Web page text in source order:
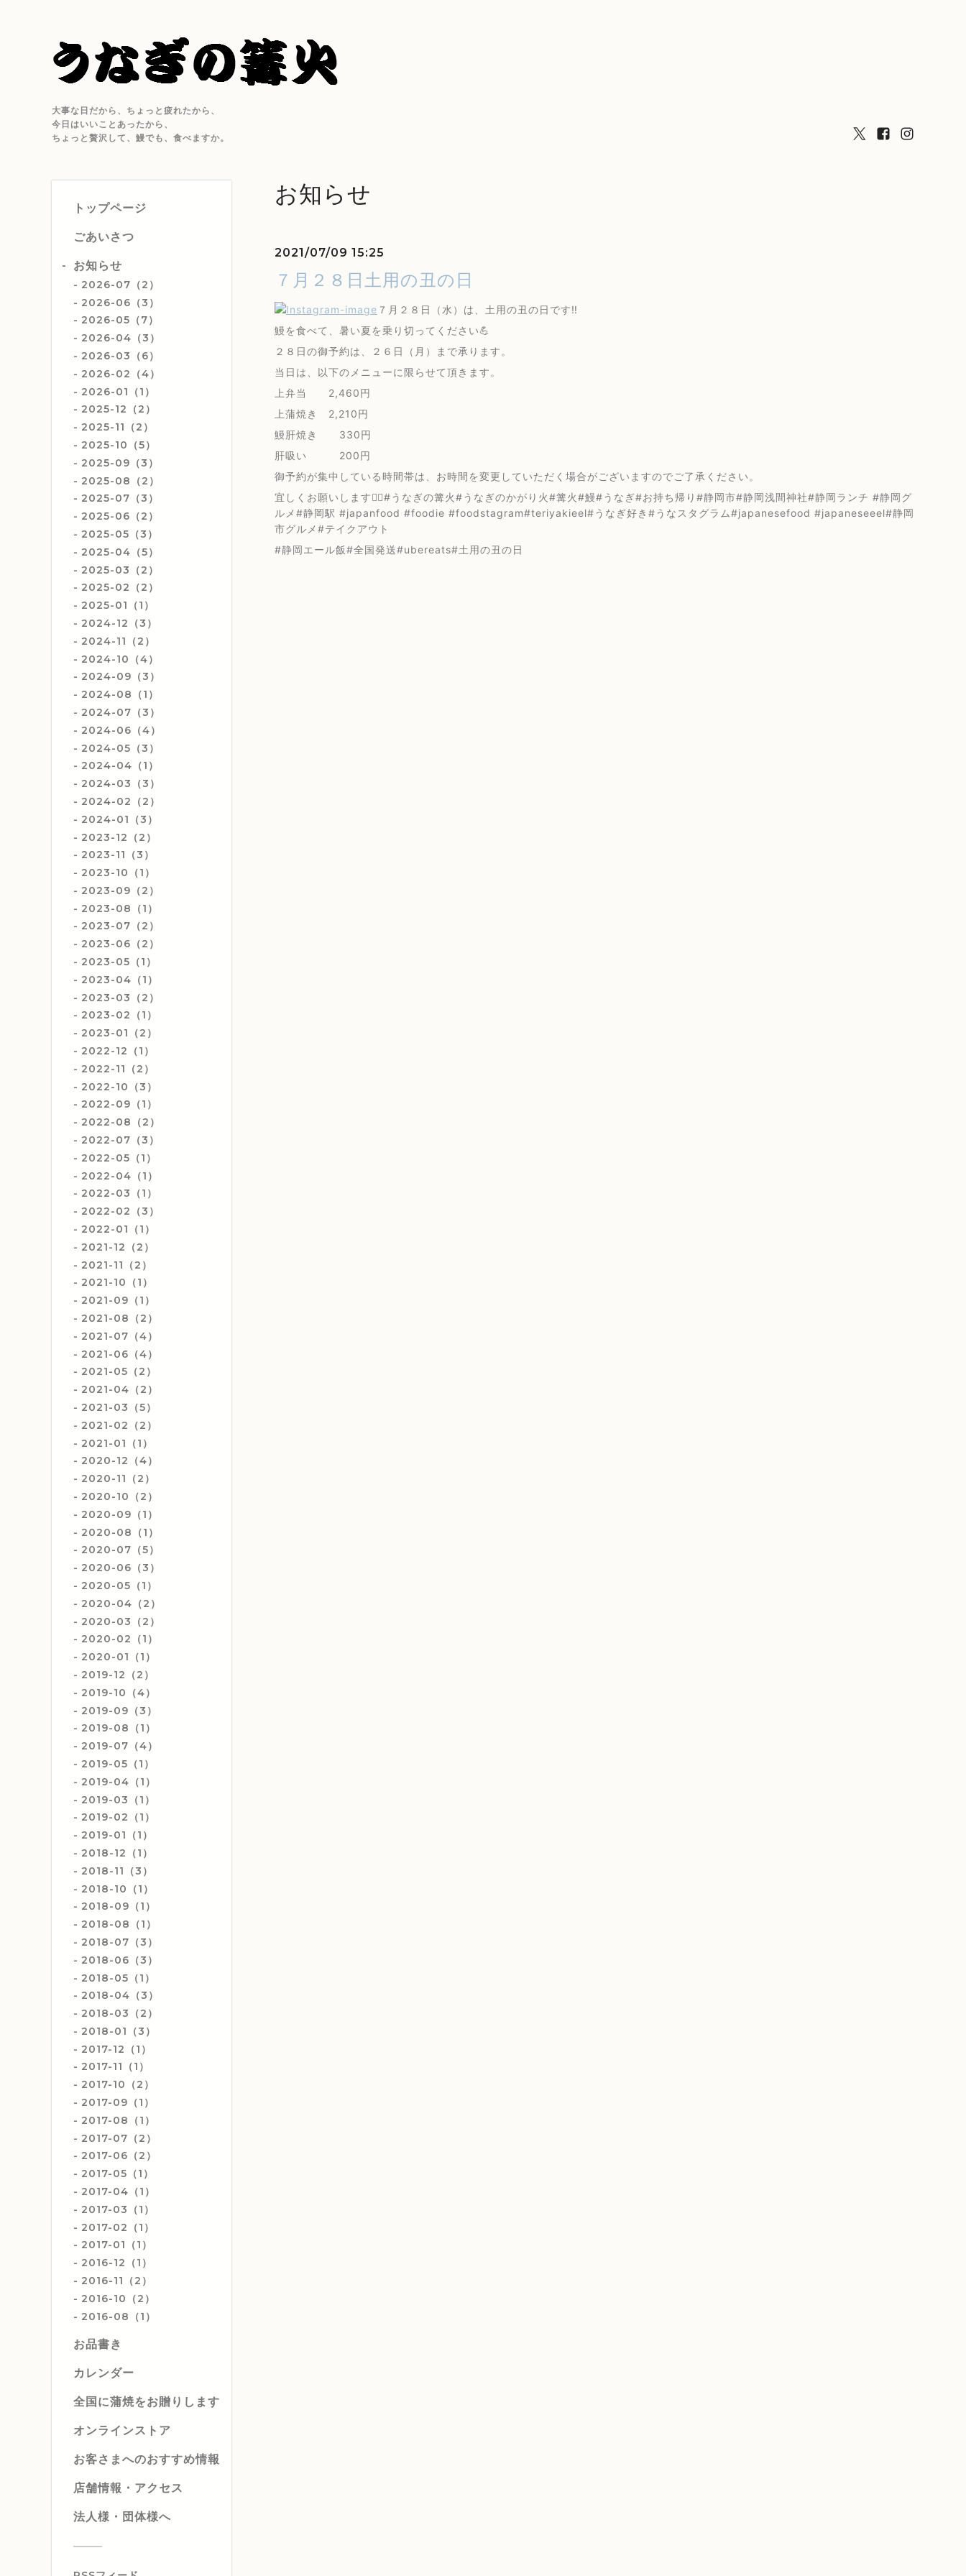
大事な日だから、ちょっと疲れたから、
今日はいいことあったから、
ちょっと贅沢して、鰻でも、食べますか。
トップページ
ごあいさつ
お知らせ
2026-07（2）
2026-06（3）
2026-05（7）
2026-04（3）
2026-03（6）
2026-02（4）
2026-01（1）
2025-12（2）
2025-11（2）
2025-10（5）
2025-09（3）
2025-08（2）
2025-07（3）
2025-06（2）
2025-05（3）
2025-04（5）
2025-03（2）
2025-02（2）
2025-01（1）
2024-12（3）
2024-11（2）
2024-10（4）
2024-09（3）
2024-08（1）
2024-07（3）
2024-06（4）
2024-05（3）
2024-04（1）
2024-03（3）
2024-02（2）
2024-01（3）
2023-12（2）
2023-11（3）
2023-10（1）
2023-09（2）
2023-08（1）
2023-07（2）
2023-06（2）
2023-05（1）
2023-04（1）
2023-03（2）
2023-02（1）
2023-01（2）
2022-12（1）
2022-11（2）
2022-10（3）
2022-09（1）
2022-08（2）
2022-07（3）
2022-05（1）
2022-04（1）
2022-03（1）
2022-02（3）
2022-01（1）
2021-12（2）
2021-11（2）
2021-10（1）
2021-09（1）
2021-08（2）
2021-07（4）
2021-06（4）
2021-05（2）
2021-04（2）
2021-03（5）
2021-02（2）
2021-01（1）
2020-12（4）
2020-11（2）
2020-10（2）
2020-09（1）
2020-08（1）
2020-07（5）
2020-06（3）
2020-05（1）
2020-04（2）
2020-03（2）
2020-02（1）
2020-01（1）
2019-12（2）
2019-10（4）
2019-09（3）
2019-08（1）
2019-07（4）
2019-05（1）
2019-04（1）
2019-03（1）
2019-02（1）
2019-01（1）
2018-12（1）
2018-11（3）
2018-10（1）
2018-09（1）
2018-08（1）
2018-07（3）
2018-06（3）
2018-05（1）
2018-04（3）
2018-03（2）
2018-01（3）
2017-12（1）
2017-11（1）
2017-10（2）
2017-09（1）
2017-08（1）
2017-07（2）
2017-06（2）
2017-05（1）
2017-04（1）
2017-03（1）
2017-02（1）
2017-01（1）
2016-12（1）
2016-11（2）
2016-10（2）
2016-08（1）
お品書き
カレンダー
全国に蒲焼をお贈りします
オンラインストア
お客さまへのおすすめ情報
店舗情報・アクセス
法人様・団体様へ
お知らせ
2021/07/09 15:25
７月２８日土用の丑の日
７月２８日（水）は、土用の丑の日です‼️
鰻を食べて、暑い夏を乗り切ってください💪
２８日の御予約は、２６日（月）まで承ります。
当日は、以下のメニューに限らせて頂きます。
上弁当 2,460円
上蒲焼き 2,210円
鰻肝焼き 330円
肝吸い 200円
御予約が集中している時間帯は、お時間を変更していただく場合がございますのでご了承ください。
宜しくお願いします🙇‍♂️#うなぎの篝火#うなぎのかがり火#篝火#鰻#うなぎ#お持ち帰り#静岡市#静岡浅間神社#静岡ランチ #静岡グ
ルメ#静岡駅 #japanfood #foodie #foodstagram#teriyakieel#うなぎ好き#うなスタグラム#japanesefood #japaneseeel#静岡
市グルメ#テイクアウト
#静岡エール飯#全国発送#ubereats#土用の丑の日